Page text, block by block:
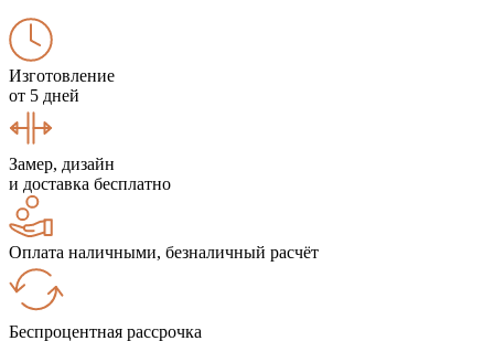
Изготовление
от 5 дней
Замер, дизайн
и доставка бесплатно
Оплата наличными, безналичный расчёт
Беспроцентная рассрочка